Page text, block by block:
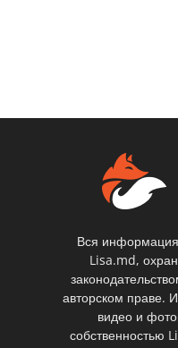
Вся
Lisa.md,
авторском праве.
видео и
собственностью